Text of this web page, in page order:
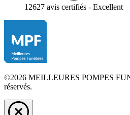
12627 avis certifiés - Excellent
©2026 MEILLEURES POMPES
réservés.